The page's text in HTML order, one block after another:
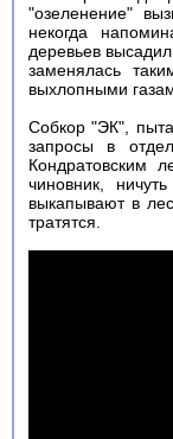
"озеленение"
некогда
деревьев
заменялась
выхлопными
Собкор "ЭК",
запросы в
Кондратовским
чиновник,
выкапывают в
тратятся.